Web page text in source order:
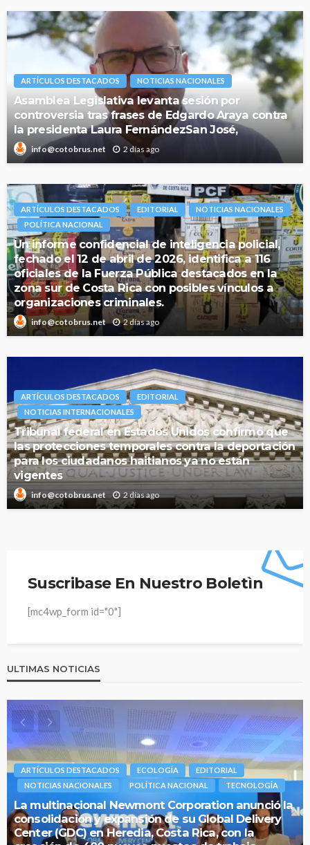
ARTÍCULOS DESTACADOS NOTICIAS NACIONALES
Asamblea Legislativa levanta sesión por
controversia tras frases de Edgardo Araya contra
la presidenta Laura FernándezSan José,
info@cotobrus.net 2 días ago
ARTÍCULOS DESTACADOS EDITORIAL
NOTICIAS NACIONALES
POLÍTICA NACIONAL
Un informe confidencial de inteligencia policial,
fechado el 12 de abril de 2026, identifica a 116
oficiales de la Fuerza Pública destacados en la
zona sur de Costa Rica con posibles vínculos a
organizaciones criminales.
info@cotobrus.net 2 días ago
ARTÍCULOS DESTACADOS
EDITORIAL
NOTICIAS INTERNACIONALES
Tribunal federal en Estados Unidos confirmó que
las protecciones temporales contra la deportación
para los ciudadanos haitianos ya no están
vigentes
info@cotobrus.net 2 días ago
Suscribase En Nuestro Boletìn
[mc4wp_form id="0"]
ULTIMAS NOTICIAS
ARTÍCULOS DESTACADOS ECOLOGÍA
EDITORIAL
NOTICIAS NACIONALES
POLÍTICA NACIONAL TECNOLOGÍA
La multinacional Newmont Corporation anunció la
consolidación y expansión de su Global Delivery
Center (GDC) en Heredia, Costa Rica, con la